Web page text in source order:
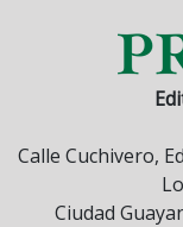
Calle Cuchivero,
Ciudad